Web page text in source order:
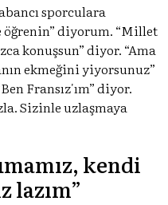
sporculara
diyorum. “Millet
konuşsun” diyor. “Ama
ekmeğini yiyorsunuz”
Fransız'ım” diyor.
Sizinle uzlaşmaya
kendi
lazım”